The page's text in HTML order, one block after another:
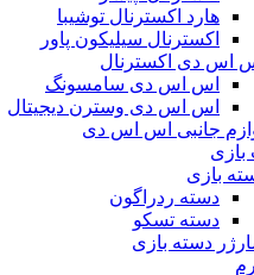
هارد اکسترنال توشیبا
اکسترنال سیلیکون پاور
اس دی اکسترنال
اس اس دی سامسونگ
اس اس دی وسترن دیجیتال
جانبی اس اس دی
بازی
بازی
دسته ردراگون
دسته تسکو
دسته بازی